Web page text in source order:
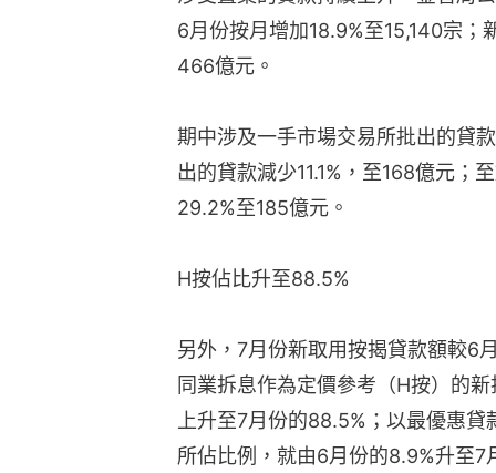
6月份按月增加18.9%至15,140宗
466億元。
期中涉及一手市場交易所批出的貸
出的貸款減少11.1%，至168億元；
29.2%至185億元。
H按佔比升至88.5%
另外，7月份新取用按揭貸款額較6
同業拆息作為定價參考（H按）的
上升至7月份的88.5%；以最優惠
所佔比例，就由6月份的8.9%升至7